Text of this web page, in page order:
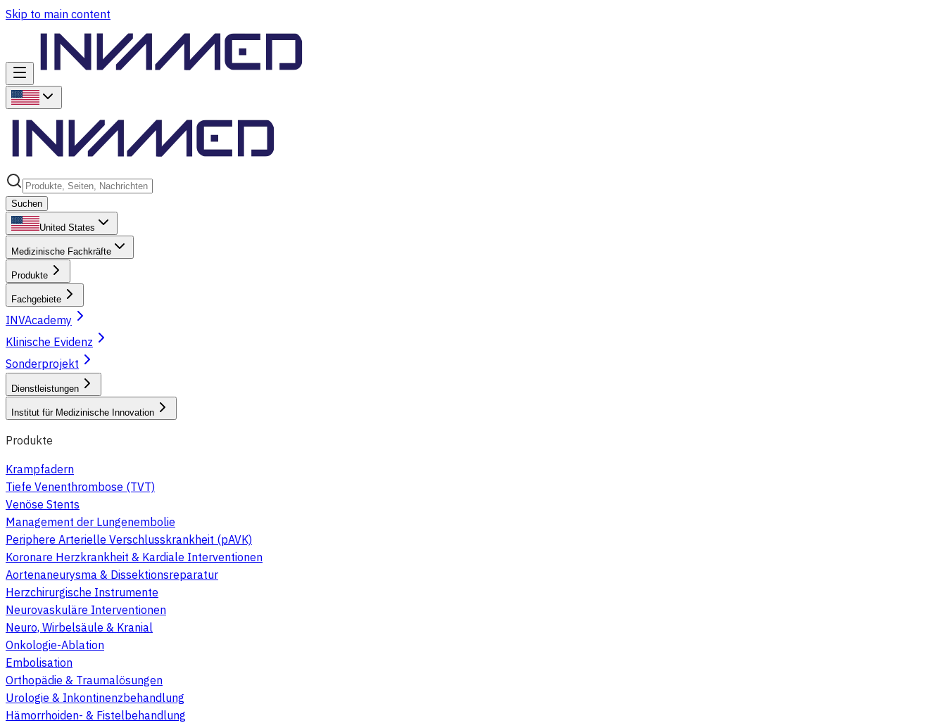
Skip to main content
Suchen
United States
Medizinische Fachkräfte
Produkte
Fachgebiete
INVAcademy
Klinische Evidenz
Sonderprojekt
Dienstleistungen
Institut für Medizinische Innovation
Produkte
Krampfadern
Tiefe Venenthrombose (TVT)
Venöse Stents
Management der Lungenembolie
Periphere Arterielle Verschlusskrankheit (pAVK)
Koronare Herzkrankheit & Kardiale Interventionen
Aortenaneurysma & Dissektionsreparatur
Herzchirurgische Instrumente
Neurovaskuläre Interventionen
Neuro, Wirbelsäule & Kranial
Onkologie-Ablation
Embolisation
Orthopädie & Traumalösungen
Urologie & Inkontinenzbehandlung
Hämorrhoiden- & Fistelbehandlung